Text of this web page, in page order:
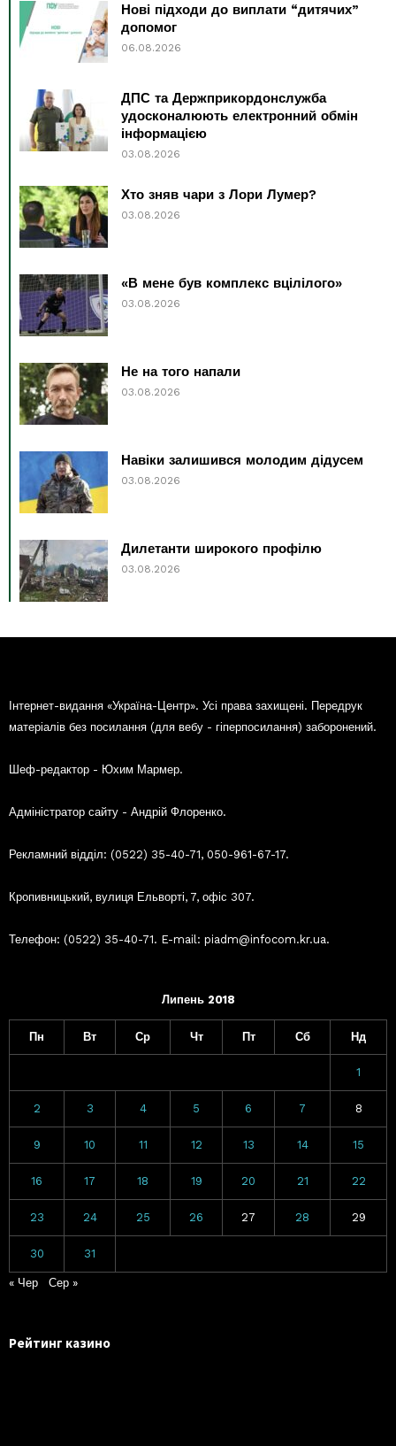
Нові підходи до виплати “дитячих”
допомог
06.08.2026
ДПС та Держприкордонслужба
удосконалюють електронний обмін
інформацією
03.08.2026
Хто зняв чари з Лори Лумер?
03.08.2026
«В мене був комплекс вцілілого»
03.08.2026
Не на того напали
03.08.2026
Навіки залишився молодим дідусем
03.08.2026
Дилетанти широкого профілю
03.08.2026
Інтернет-видання «Україна-Центр». Усі права захищені. Передрук
матеріалів без посилання (для вебу - гіперпосилання) заборонений.
Шеф-редактор - Юхим Мармер.
Адміністратор сайту - Андрій Флоренко.
Рекламний відділ: (0522) 35-40-71, 050-961-67-17.
Кропивницький, вулиця Ельворті, 7, офіс 307.
Телефон: (0522) 35-40-71. E-mail: piadm@infocom.kr.ua.
Липень 2018
Пн Вт Ср Чт Пт Сб Нд
1
2 3 4 5 6 7 8
9 10 11 12 13 14 15
16 17 18 19 20 21 22
23 24 25 26 27 28 29
30 31
« Чер Сер »
Рейтинг казино